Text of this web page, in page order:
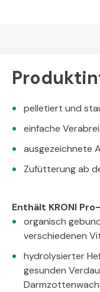
pelletiert und
einfache
ausgezeichnete
Zufütterung ab
Enthält KRONI
organisch
verschiedenen
hydrolysierter
gesunden